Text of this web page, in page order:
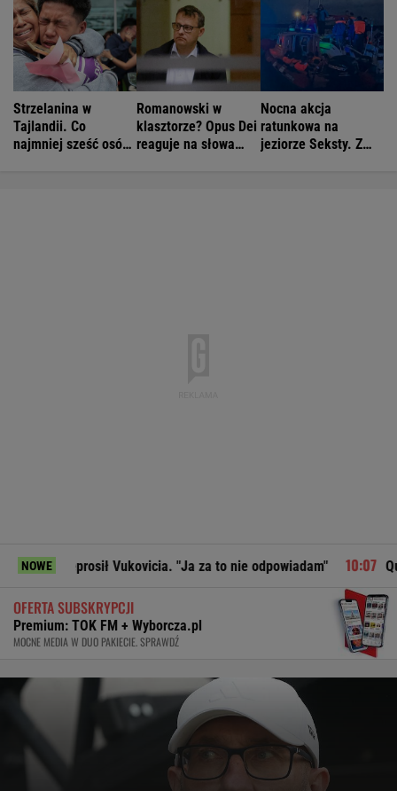
Strzelanina w
Tajlandii. Co
najmniej sześć osób
Romanowski w
klasztorze? Opus Dei
reaguje na słowa
Nocna akcja
ratunkowa na
jeziorze Seksty. Z
NOWEVukovicia. "Ja za to nie odpowiadam" Quiz. Gdzie
OFERTA SUBSKRYPCJI
Premium: TOK FM + Wyborcza.pl
MOCNE MEDIA W DUO PAKIECIE. SPRAWDŹ